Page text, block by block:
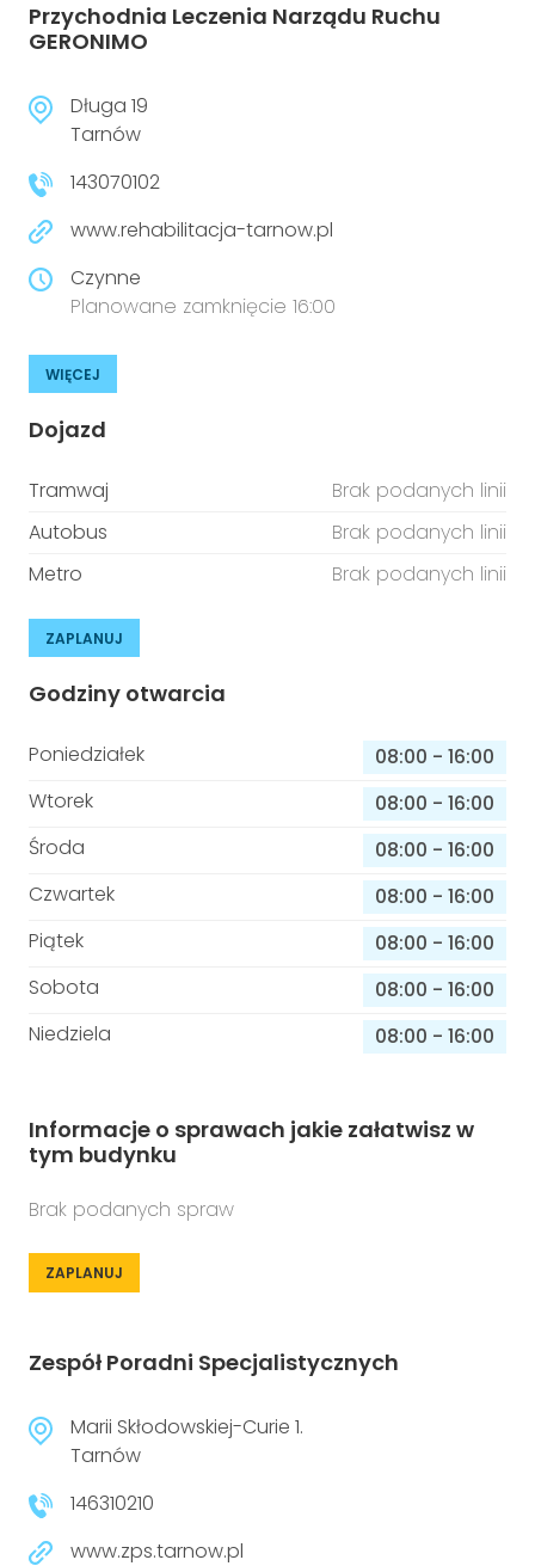
Przychodnia Leczenia Narządu Ruchu
GERONIMO
Długa 19
Tarnów
143070102
www.rehabilitacja-tarnow.pl
Czynne
Planowane zamknięcie 16:00
WIĘCEJ
Dojazd
Tramwaj
Brak podanych linii
Autobus
Brak podanych linii
Metro
Brak podanych linii
ZAPLANUJ
Godziny otwarcia
Poniedziałek 08:00 - 16:00
Wtorek
08:00 - 16:00
Środa
08:00 - 16:00
Czwartek
08:00 - 16:00
Piątek
08:00 - 16:00
Sobota
08:00 - 16:00
Niedziela
08:00 - 16:00
Informacje o sprawach jakie załatwisz w
tym budynku
Brak podanych spraw
ZAPLANUJ
Zespół Poradni Specjalistycznych
Marii Skłodowskiej-Curie 1.
Tarnów
146310210
www.zps.tarnow.pl